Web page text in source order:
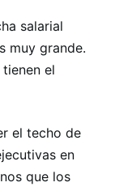
salarial
muy grande.
el
el techo de
en
que los